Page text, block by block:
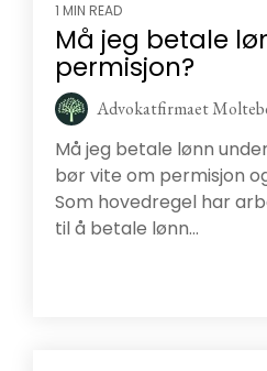
1 MIN READ
Må jeg betale
permisjon?
Advokatfirmaet
Må jeg betale lønn
bør vite om permisjon
Som hovedregel har
til å betale lønn...